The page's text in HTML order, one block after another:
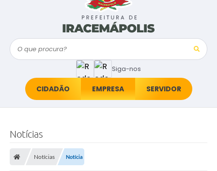
Siga-nos
O que procura?
CIDADÃO EMPRESA SERVIDOR
Notícias
Notícias Notícia